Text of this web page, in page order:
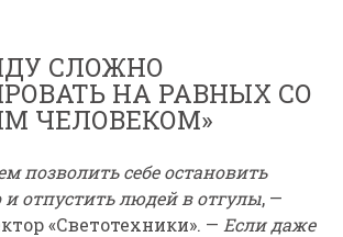
СЛОЖНО
НА РАВНЫХ СО
ЧЕЛОВЕКОМ»
позволить себе остановить
и отпустить людей в отгулы, —
«Светотехники». — Если даже